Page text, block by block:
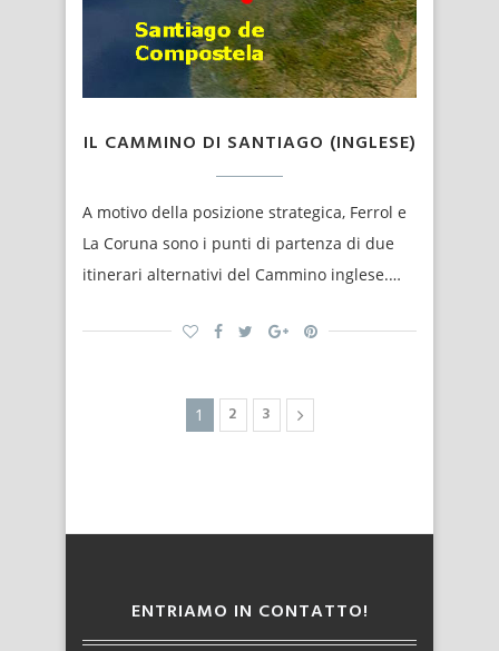
IL CAMMINO DI SANTIAGO (INGLESE)
A motivo della posizione strategica, Ferrol e
La Coruna sono i punti di partenza di due
itinerari alternativi del Cammino inglese.…
1 2 3
ENTRIAMO IN CONTATTO!